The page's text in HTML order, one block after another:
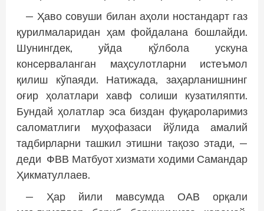
— Ҳаво совуши билан аҳоли ностандарт газ
қурилмаларидан ҳам фойдалана бошлайди.
Шунингдек, уйда қўлбола ускуна
консерваланган маҳсулотларни истеъмол
қилиш кўпаяди. Натижада, заҳарланишнинг
оғир ҳолатлари хавф солиши кузатиляпти.
Бундай ҳолатлар эса биздан фуқароларимиз
саломатлиги муҳофазаси йўлида амалий
тадбирларни ташкил этишни тақозо этади, —
деди ФВВ Матбуот хизмати ходими Самандар
Ҳикматуллаев.
— Ҳар йили мавсумда ОАВ орқали